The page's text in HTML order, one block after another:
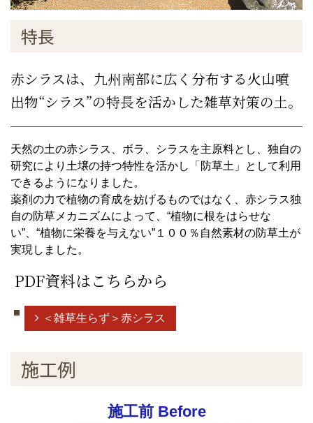
特長
赤シラスは、九州南部に広く分布する火山噴
出物“シラス”の特長を活かした雑草対策の土。
天然の土の赤シラス、ボラ、シラスを主原料とし、独自の
研究により土壌の持つ特性を活かし「防草土」として利用
できるようになりました。
薬剤の力で植物の育成を妨げるものではなく、赤シラス独
自の防草メカニズムによって、“植物に根をはらせな
い”、“植物に栄養を与えない”１００％自然素材の防草土が
実現しました。
PDF資料はこちらから
＜雑草生らず＞赤シラス
施工例
施工前 Before